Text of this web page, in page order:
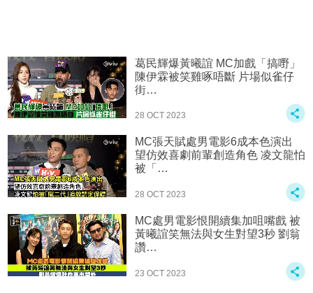
葛民輝爆黃曦誼 MC加戲「搞嘢」
陳伊霖被笑雞啄唔斷 片場似雀仔
街…
28 OCT 2023
MC張天賦處男電影6成本色演出
望仿效喜劇前輩創造角色 凌文龍怕
被「…
28 OCT 2023
MC處男電影️恨開續集加咀嘴戲 被
黃曦誼笑無法與女生對望3秒 劉翁
讚…
23 OCT 2023